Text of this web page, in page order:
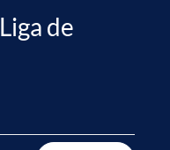
de